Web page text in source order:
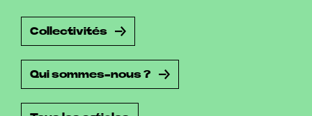
Collectivités
Qui sommes-nous ?